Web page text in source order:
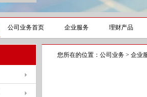
公司业务首页 企业服务 理财产品
您所在的位置： 公司业务 > 企业